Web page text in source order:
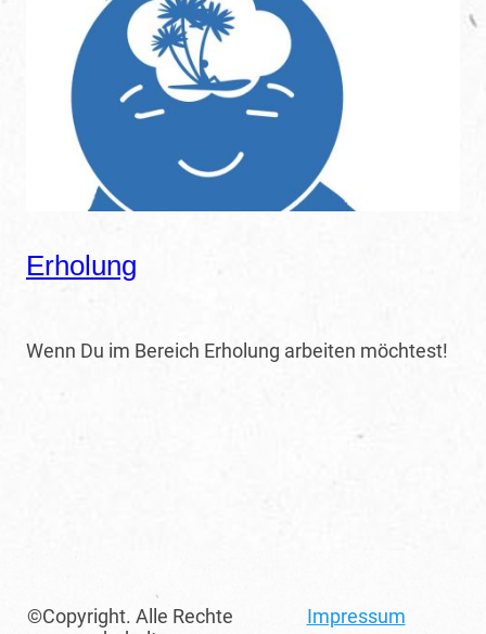
Erholung
Wenn Du im Bereich Erholung arbeiten möchtest!
©Copyright. Alle Rechte
Impressum